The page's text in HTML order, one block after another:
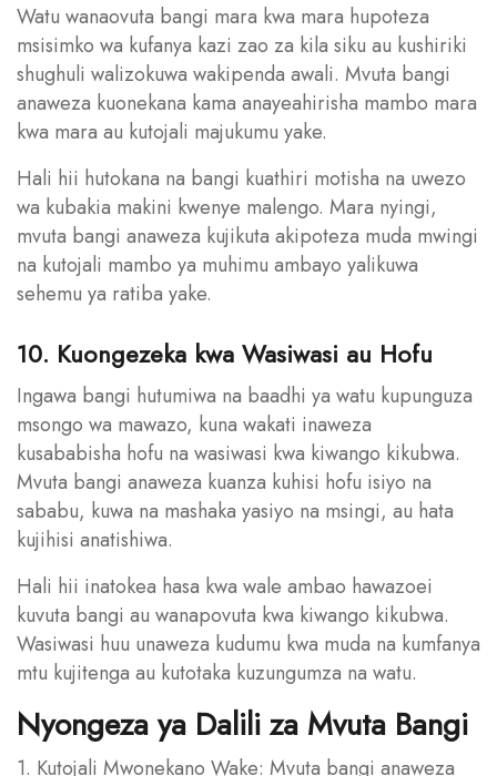
Watu wanaovuta bangi mara kwa mara hupoteza
msisimko wa kufanya kazi zao za kila siku au kushiriki
shughuli walizokuwa wakipenda awali. Mvuta bangi
anaweza kuonekana kama anayeahirisha mambo mara
kwa mara au kutojali majukumu yake.
Hali hii hutokana na bangi kuathiri motisha na uwezo
wa kubakia makini kwenye malengo. Mara nyingi,
mvuta bangi anaweza kujikuta akipoteza muda mwingi
na kutojali mambo ya muhimu ambayo yalikuwa
sehemu ya ratiba yake.
10. Kuongezeka kwa Wasiwasi au Hofu
Ingawa bangi hutumiwa na baadhi ya watu kupunguza
msongo wa mawazo, kuna wakati inaweza
kusababisha hofu na wasiwasi kwa kiwango kikubwa.
Mvuta bangi anaweza kuanza kuhisi hofu isiyo na
sababu, kuwa na mashaka yasiyo na msingi, au hata
kujihisi anatishiwa.
Hali hii inatokea hasa kwa wale ambao hawazoei
kuvuta bangi au wanapovuta kwa kiwango kikubwa.
Wasiwasi huu unaweza kudumu kwa muda na kumfanya
mtu kujitenga au kutotaka kuzungumza na watu.
Nyongeza ya Dalili za Mvuta Bangi
1. Kutojali Mwonekano Wake: Mvuta bangi anaweza